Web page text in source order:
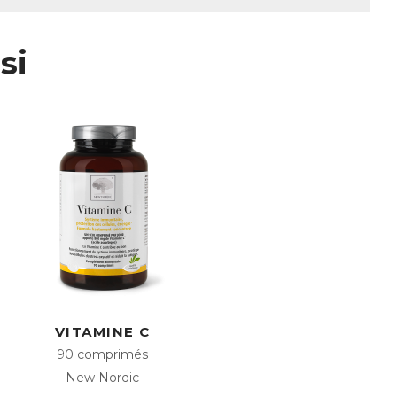
et le processus de division
synthèse normale de l’ADN
concentrés contenus dans la formule
VITAMINE C
90 comprimés
New Nordic